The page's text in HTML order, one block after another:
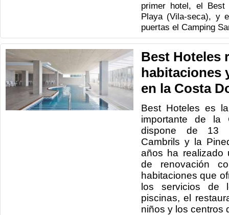
primer hotel, el Best
Playa (Vila-seca), y
puertas el Camping
Best Hoteles
habitaciones
en la Costa
Best Hoteles es
importante de la
dispone de 13
Cambrils y la
años ha realizado
de renovación
habitaciones que
los servicios de
piscinas, el
niños y los centros